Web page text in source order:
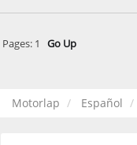
Pages: 1 Go Up
Motorlap Español